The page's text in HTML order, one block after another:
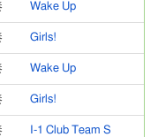
Wake Up
Girls!
Wake Up
Girls!
I-1 Club Team S